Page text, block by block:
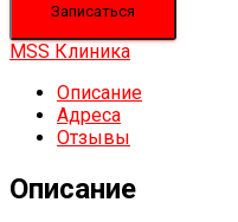
Записаться
MSS Клиника
Описание
Адреса
Отзывы
Описание